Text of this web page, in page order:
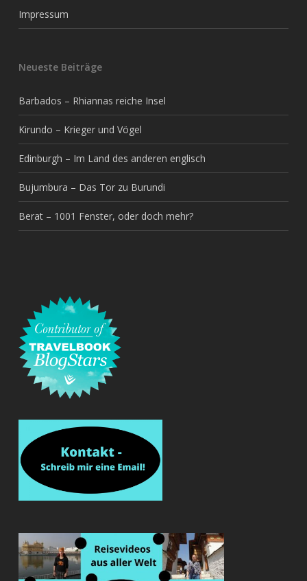
Impressum
Neueste Beiträge
Barbados – Rhiannas reiche Insel
Kirundo – Krieger und Vögel
Edinburgh – Im Land des anderen englisch
Bujumbura – Das Tor zu Burundi
Berat – 1001 Fenster, oder doch mehr?